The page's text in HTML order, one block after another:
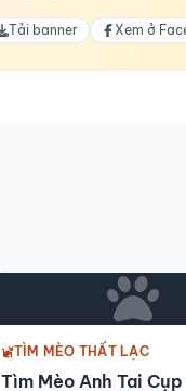
Tải banner Xem ở
TÌM MÈO THẤT LẠC
Tìm Mèo Anh Tai